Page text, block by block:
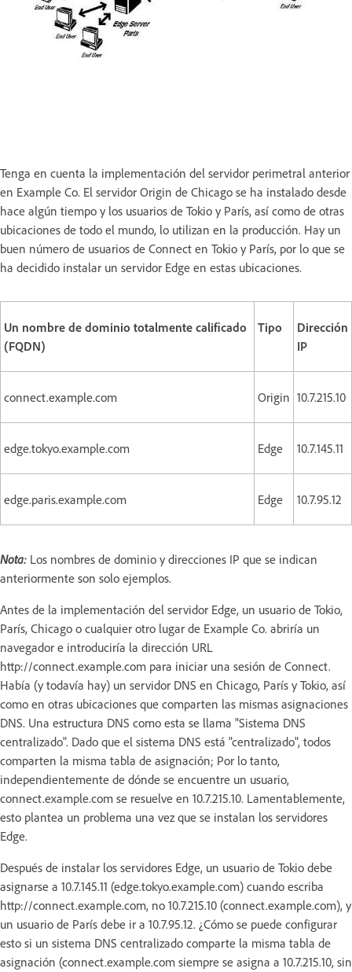
Tenga en cuenta la implementación del servidor perimetral anterior
en Example Co. El servidor Origin de Chicago se ha instalado desde
hace algún tiempo y los usuarios de Tokio y París, así como de otras
ubicaciones de todo el mundo, lo utilizan en la producción. Hay un
buen número de usuarios de Connect en Tokio y París, por lo que se
ha decidido instalar un servidor Edge en estas ubicaciones.
Un nombre de dominio totalmente calificado
(FQDN)
Tipo
Dirección
IP
connect.example.com Origin 10.7.215.10
edge.tokyo.example.com Edge 10.7.145.11
edge.paris.example.com Edge 10.7.95.12
Nota: Los nombres de dominio y direcciones IP que se indican
anteriormente son solo ejemplos.
Antes de la implementación del servidor Edge, un usuario de Tokio,
París, Chicago o cualquier otro lugar de Example Co. abriría un
navegador e introduciría la dirección URL
http://connect.example.com para iniciar una sesión de Connect.
Había (y todavía hay) un servidor DNS en Chicago, París y Tokio, así
como en otras ubicaciones que comparten las mismas asignaciones
DNS. Una estructura DNS como esta se llama "Sistema DNS
centralizado". Dado que el sistema DNS está "centralizado", todos
comparten la misma tabla de asignación; Por lo tanto,
independientemente de dónde se encuentre un usuario,
connect.example.com se resuelve en 10.7.215.10. Lamentablemente,
esto plantea un problema una vez que se instalan los servidores
Edge.
Después de instalar los servidores Edge, un usuario de Tokio debe
asignarse a 10.7.145.11 (edge.tokyo.example.com) cuando escriba
http://connect.example.com, no 10.7.215.10 (connect.example.com), y
un usuario de París debe ir a 10.7.95.12. ¿Cómo se puede configurar
esto si un sistema DNS centralizado comparte la misma tabla de
asignación (connect.example.com siempre se asigna a 10.7.215.10, sin